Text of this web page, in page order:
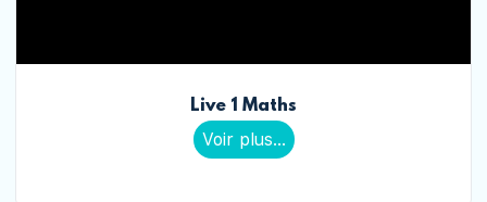
Live 1 Maths
Voir plus...